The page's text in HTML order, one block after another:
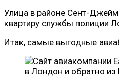
Улица в районе Сент-
квартиру службы полиции
Итак, самые выгодные
в Лондон и обратно